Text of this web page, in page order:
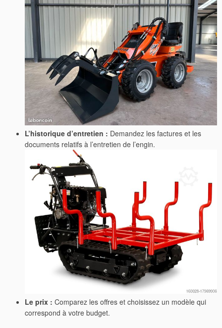
L’historique d’entretien : Demandez les factures et les
documents relatifs à l’entretien de l’engin.
Le prix : Comparez les offres et choisissez un modèle qui
correspond à votre budget.